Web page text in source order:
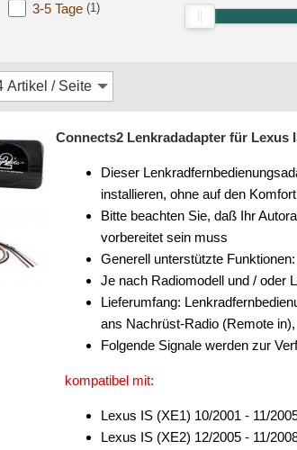
3-5 Tage (1)
Connects2 Lenkradadapter für Lexus
Dieser
installieren, ohne auf den
Bitte beachten Sie, daß Ihr
vorbereitet sein muss
Generell unterstützte
Je nach Radiomodell und / oder
Lieferumfang:
ans Nachrüst-Radio (Remote
Folgende Signale werden zur
kompatibel mit:
Lexus IS (XE1) 10/2001 - 11/
Lexus IS (XE2) 12/2005 - 11/